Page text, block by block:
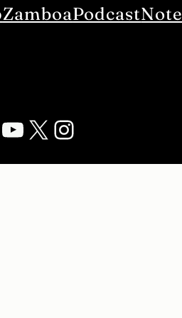
ZamboaPodcastNote
YouTube
X Instagram